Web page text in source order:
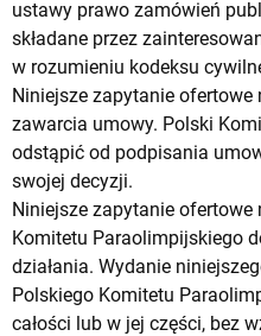
ustawy prawo zamówień
składane przez
w rozumieniu kodeksu
Niniejsze zapytanie
zawarcia umowy. Polski
odstąpić od podpisania
swojej decyzji.
Niniejsze zapytanie
Komitetu Paraolimpijskiego
działania. Wydanie
Polskiego Komitetu
całości lub w jej części, bez